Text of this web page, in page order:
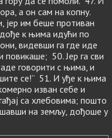
а он сам на копну.
јер им беше противан
к њима идући по
видевши га где иде
50. Јер га сви
говорити с њима, и
се!” 51. И уђе к њима
изван себе и
са хлебовима; пошто
на земљу, дођоше у